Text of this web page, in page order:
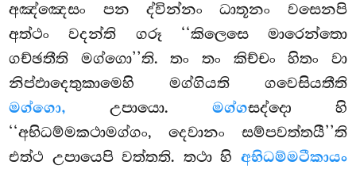
අඤ්ඤෙසං පන ද්වින්නං ධාතූනං වසෙනපි
අත්ථං වදන්ති ගරූ ‘‘කිලෙසෙ මාරෙන්තො
ගච්ඡතීති මග්ගො’’ති. තං තං කිච්චං හිතං වා
නිප්ඵාදෙතුකාමෙහි මග්ගියති ගවෙසියතීති
මග්ගො, උපායො. මග්ගසද්දො හි
‘‘අභිධම්මකථාමග්ගං, දෙවානං සම්පවත්තයී’’ති
එත්ථ උපායෙපි වත්තති. තථා හි අභිධම්මටීකායං